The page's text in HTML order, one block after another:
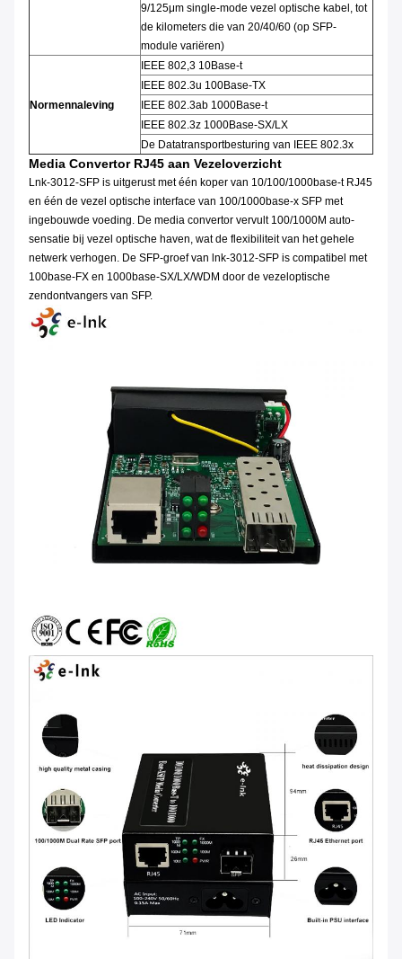
9/125μm single-mode vezel optische kabel, tot
de kilometers die van 20/40/60 (op SFP-
module variëren)
Normennaleving
IEEE 802,3 10Base-t
IEEE 802.3u 100Base-TX
IEEE 802.3ab 1000Base-t
IEEE 802.3z 1000Base-SX/LX
De Datatransportbesturing van IEEE 802.3x
Media Convertor RJ45 aan Vezeloverzicht
Lnk-3012-SFP is uitgerust met één koper van 10/100/1000base-t RJ45
en één de vezel optische interface van 100/1000base-x SFP met
ingebouwde voeding. De media convertor vervult 100/1000M auto-
sensatie bij vezel optische haven, wat de flexibiliteit van het gehele
netwerk verhogen. De SFP-groef van lnk-3012-SFP is compatibel met
100base-FX en 1000base-SX/LX/WDM door de vezeloptische
zendontvangers van SFP.